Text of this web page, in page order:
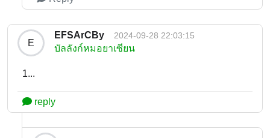
E
EFSArCBy 2024-09-28 22:03:15
บัลลังก์หมอยาเซียน
1...
reply